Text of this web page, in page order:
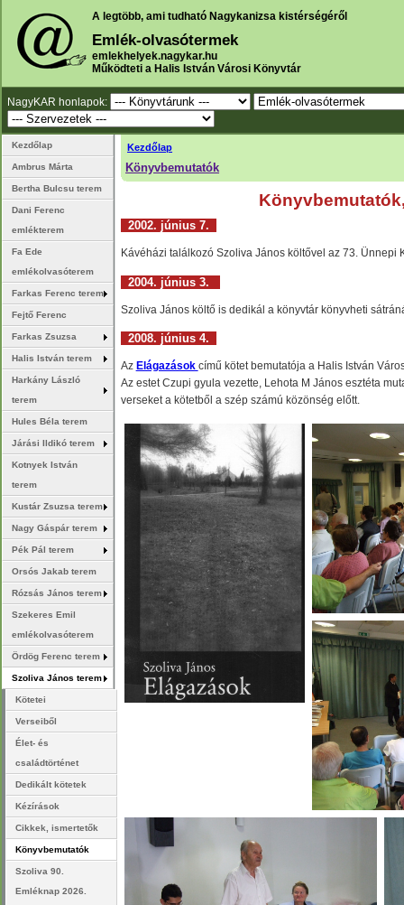
A legtöbb, ami tudható Nagykanizsa kistérségéről
Emlék-olvasótermek
emlekhelyek.nagykar.hu
Működteti a Halis István Városi Könyvtár
NagyKAR honlapok:
Kezdőlap
Könyvbemutatók
2002. június 7.
Kávéházi találkozó Szoliva János költővel az 73. Ünnepi
2004. június 3.
Szoliva János költő is dedikál a könyvtár könyvheti
2008. június 4.
Az Elágazások című kötet bemutatója a Halis István
Az estet Czupi gyula vezette, Lehota M János esztéta
verseket a kötetből a szép számú közönség előtt.
Kezdőlap
Ambrus Márta
Bertha Bulcsu terem
Dani Ferenc
emlékterem
Fa Ede
emlékolvasóterem
Farkas Ferenc terem
Fejtő Ferenc
Farkas Zsuzsa
Halis István terem
Harkány László
terem
Hules Béla terem
Járási Ildikó terem
Kotnyek István
terem
Kustár Zsuzsa terem
Nagy Gáspár terem
Pék Pál terem
Orsós Jakab terem
Rózsás János terem
Szekeres Emil
emlékolvasóterem
Ördög Ferenc terem
Szoliva János terem
Kötetei
Verseiből
Élet- és
családtörténet
Dedikált kötetek
Kézírások
Cikkek, ismertetők
Könyvbemutatók
Szoliva 90.
Emléknap 2026.